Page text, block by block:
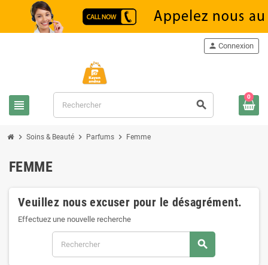
view_headline search
person Connexion
0
chevron_right Soins & Beauté chevron_right Parfums chevron_right Femme
FEMME
Veuillez nous excuser pour le désagrément.
Effectuez une nouvelle recherche
search